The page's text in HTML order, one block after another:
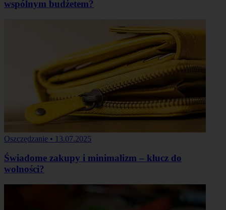
wspólnym budżetem?
Oszczędzanie • 13.07.2025
Świadome zakupy i minimalizm – klucz do
wolności?